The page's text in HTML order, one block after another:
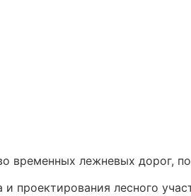
временных лежневых дорог,
проектирования лесного